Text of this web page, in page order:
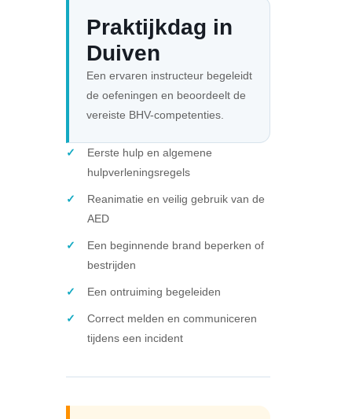
Praktijkdag in
Duiven
Een ervaren instructeur begeleidt
de oefeningen en beoordeelt de
vereiste BHV-competenties.
Eerste hulp en algemene
hulpverleningsregels
Reanimatie en veilig gebruik van de
AED
Een beginnende brand beperken of
bestrijden
Een ontruiming begeleiden
Correct melden en communiceren
tijdens een incident